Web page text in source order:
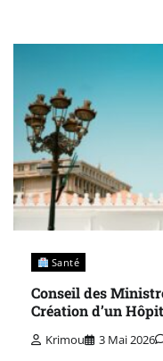
Santé
Conseil des
Création d’un
Krimou 3 Mai 2026